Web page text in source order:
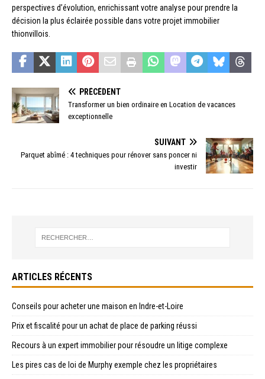
perspectives d’évolution, enrichissant votre analyse pour prendre la
décision la plus éclairée possible dans votre projet immobilier
thionvillois.
PRÉCÉDENT
Transformer un bien ordinaire en Location de vacances
exceptionnelle
SUIVANT
Parquet abîmé : 4 techniques pour rénover sans poncer ni
investir
ARTICLES RÉCENTS
Conseils pour acheter une maison en Indre-et-Loire
Prix et fiscalité pour un achat de place de parking réussi
Recours à un expert immobilier pour résoudre un litige complexe
Les pires cas de loi de Murphy exemple chez les propriétaires